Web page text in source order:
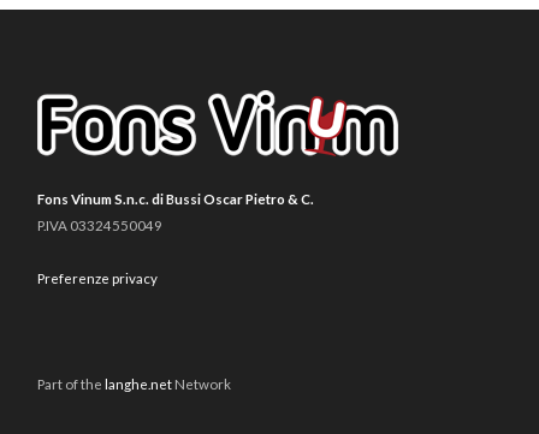
Fons Vinum S.n.c. di Bussi Oscar Pietro & C.
P.IVA 03324550049
Preferenze privacy
Part of the langhe.net Network